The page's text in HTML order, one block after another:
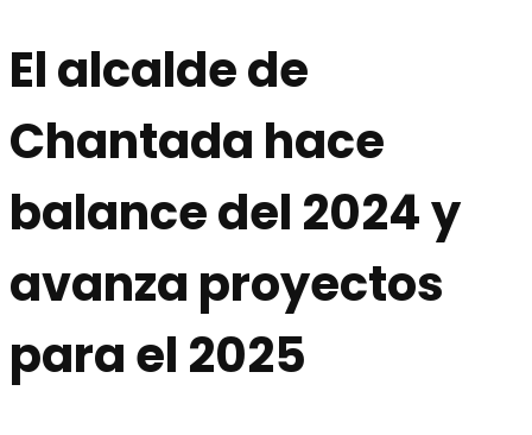
El alcalde de
Chantada hace
balance del 2024 y
avanza proyectos
para el 2025